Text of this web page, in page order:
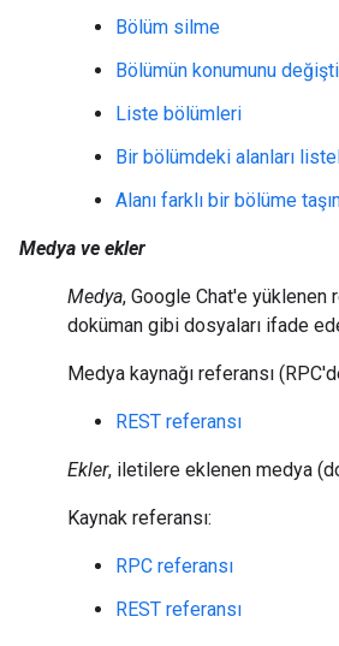
Bölüm silme
Bölümün konumunu
Liste bölümleri
Bir bölümdeki alanları
Alanı farklı bir bölüme
Medya ve ekler
Medya, Google Chat'e yüklenen
doküman gibi dosyaları ifade
Medya kaynağı referansı
REST referansı
Ekler, iletilere eklenen medya
Kaynak referansı:
RPC referansı
REST referansı